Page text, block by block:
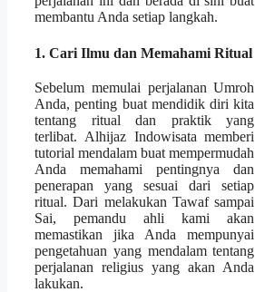
membantu Anda setiap langkah.
1. Cari Ilmu dan Memahami Ritual
Sebelum memulai perjalanan Umroh
Anda, penting buat mendidik diri kita
tentang ritual dan praktik yang
terlibat. Alhijaz Indowisata memberi
tutorial mendalam buat mempermudah
Anda memahami pentingnya dan
penerapan yang sesuai dari setiap
ritual. Dari melakukan Tawaf sampai
Sai, pemandu ahli kami akan
memastikan jika Anda mempunyai
pengetahuan yang mendalam tentang
perjalanan religius yang akan Anda
lakukan.